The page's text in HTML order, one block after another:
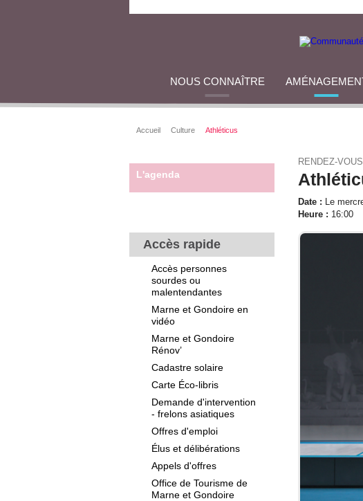
NOUS CONNAÎTRE
Accueil Culture Athléticus
L'agenda
Accès rapide
Accès personnes
sourdes ou
malentendantes
Marne et Gondoire en
vidéo
Marne et Gondoire
Rénov’
Cadastre solaire
Carte Éco-libris
Demande d'intervention
- frelons asiatiques
Offres d'emploi
Élus et délibérations
Appels d'offres
Office de Tourisme de
Marne et Gondoire
RENDEZ-
Date : Le
Heure : 16:00